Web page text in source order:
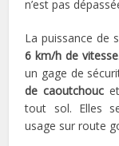
n’est pas
La puissance de
6 km/h de vitesse
un gage de
de caoutchouc
tout sol. Elles
usage sur route